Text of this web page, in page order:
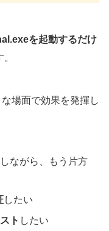
を起動するだけ
場面で効果を発揮し
ながら、もう片方
したい
ト したい